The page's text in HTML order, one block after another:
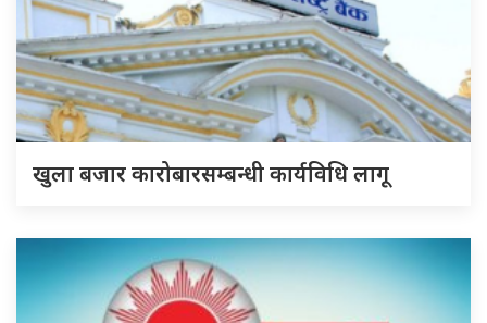
खुला बजार कारोबारसम्बन्धी कार्यविधि लागू